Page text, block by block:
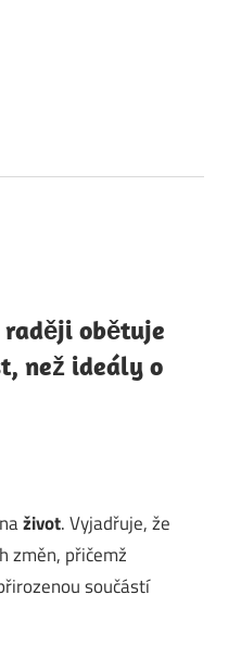
raději obětuje
než ideály o
život. Vyjadřuje, že
změn, přičemž
součástí